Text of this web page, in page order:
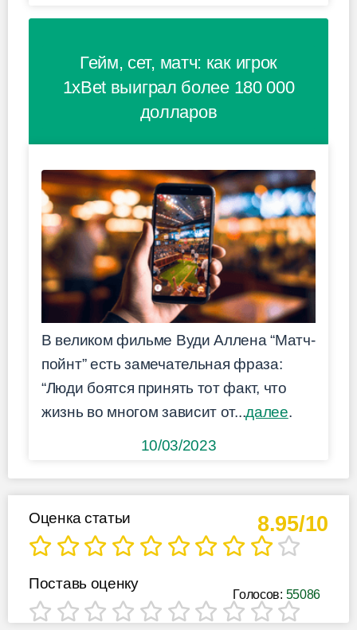
Гейм, сет, матч: как игрок
1xBet выиграл более 180 000
долларов
В великом фильме Вуди Аллена “Матч-
пойнт” есть замечательная фраза:
“Люди боятся принять тот факт, что
жизнь во многом зависит от...далее.
10/03/2023
8.95/10
Оценка статьи
Голосов: 55086
Поставь оценку